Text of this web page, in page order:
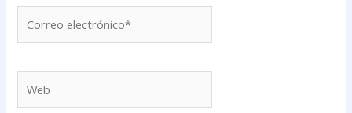
electrónico*